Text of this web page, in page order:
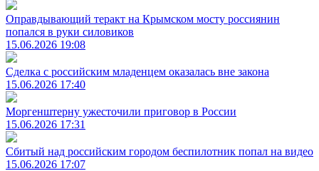
Оправдывающий теракт на Крымском мосту россиянин
попался в руки силовиков
15.06.2026 19:08
Сделка с российским младенцем оказалась вне закона
15.06.2026 17:40
Моргенштерну ужесточили приговор в России
15.06.2026 17:31
Сбитый над российским городом беспилотник попал на видео
15.06.2026 17:07